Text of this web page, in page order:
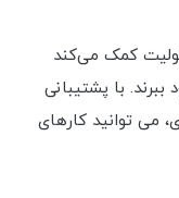
کمک می‌کند
با پشتیبانی
می توانید کارهای